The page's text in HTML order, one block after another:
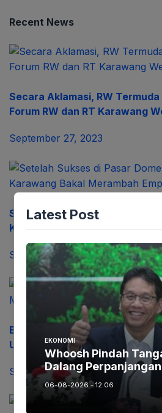
Recent News
Secara Aklamasi, RW
Forum RW dan RT Karawang
September 27, 2023
Setelah Sukses di Pasar
Karawang Bakal Merambah
September 27, 2023
Bung Ramson Buka Pelatihan
UMKM di Pemalang Bersama
September 27, 2023
Latest Post
EKONOMI
Whoosh Pindah
Dalang
06-08-2026 - 12.06